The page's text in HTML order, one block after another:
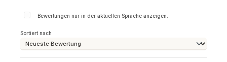
Bewertungen nur in der aktuellen Sprache anzeigen.
Sortiert nach